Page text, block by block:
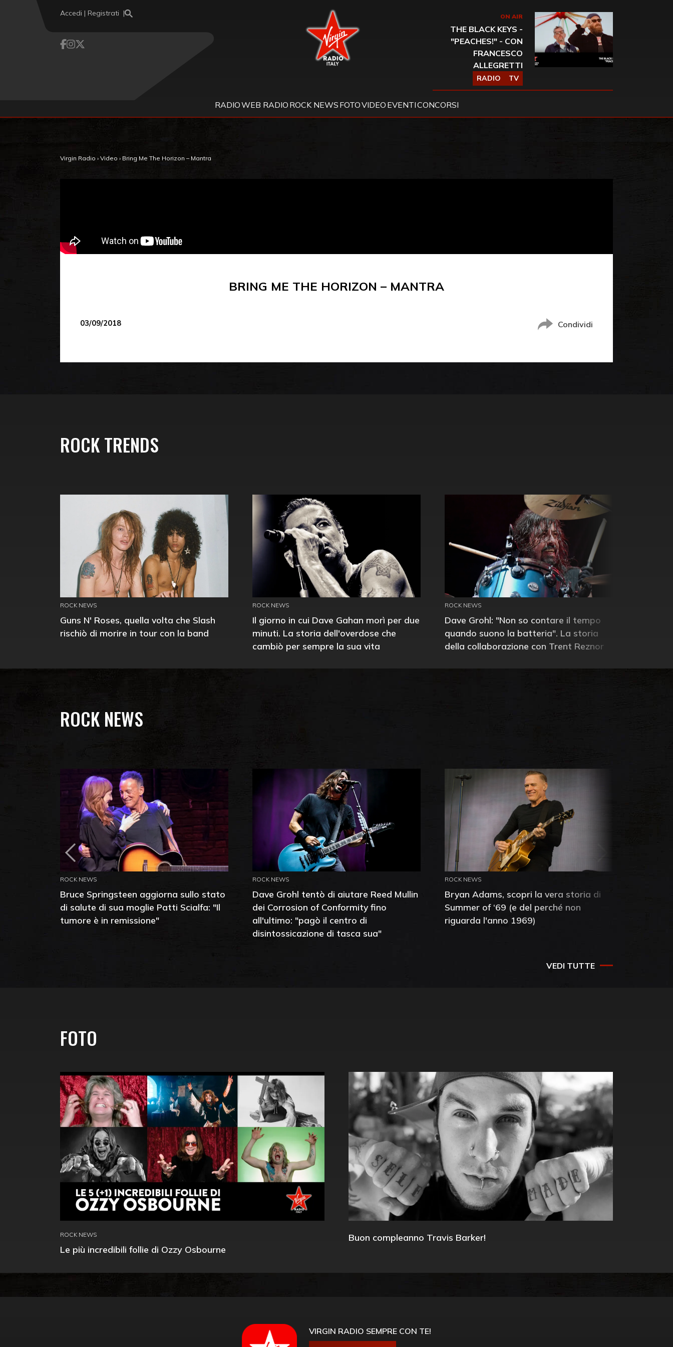
Accedi | Registrati Virgin Radio ON AIR
THE BLACK KEYS -
"PEACHES!" - CON
FRANCESCO
ALLEGRETTI
RADIO TV
RADIOWEB RADIO ROCK NEWS FOTOVIDEO EVENTICONCORSI
Virgin Radio › Video › Bring Me The Horizon – Mantra
BRING ME THE HORIZON – MANTRA
03/09/2018 Condividi
ROCK TRENDS
ROCK NEWS
Guns N' Roses, quella volta che Slash
rischiò di morire in tour con la band
ROCK NEWS
Il giorno in cui Dave Gahan morì per due
minuti. La storia dell'overdose che
cambiò per sempre la sua vita
ROCK NEWS
Dave Grohl: "Non so contare il tempo
quando suono la batteria". La storia
della collaborazione con Trent Reznor
ROCK NEWS
ROCK NEWS
Bruce Springsteen aggiorna sullo stato
di salute di sua moglie Patti Scialfa: "Il
tumore è in remissione"
ROCK NEWS
Dave Grohl tentò di aiutare Reed Mullin
dei Corrosion of Conformity fino
all'ultimo: "pagò il centro di
disintossicazione di tasca sua"
ROCK NEWS
Bryan Adams, scopri la vera storia di
Summer of ‘69 (e del perché non
riguarda l'anno 1969)
VEDI TUTTE
FOTO
ROCK NEWS
Le più incredibili follie di Ozzy Osbourne
Buon compleanno Travis Barker!
VIRGIN RADIO SEMPRE CON TE!